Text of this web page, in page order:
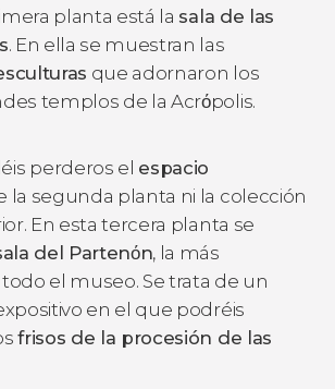
planta está la sala de las
. En ella se muestran las
que adornaron los
templos de la Acrόpolis.
perderos el espacio
la segunda planta ni la colección
En esta tercera planta se
del Partenόn, la más
el museo. Se trata de un
en el que podréis
frisos de la procesión de las